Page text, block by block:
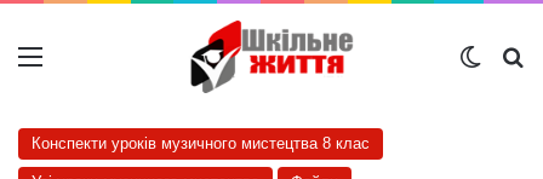
Меню
Конспекти уроків музичного мистецтва 8 клас